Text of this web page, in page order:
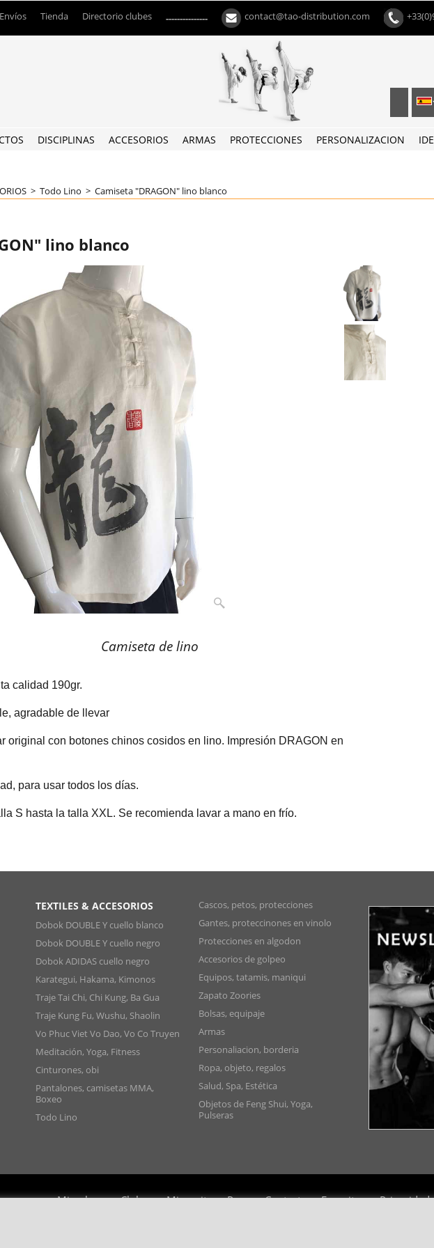
Tienda Directorio clubes --------------- contact@tao-distribution.com
DISCIPLINAS ACCESORIOS ARMAS PROTECCIONES PERSONALIZACION
> Todo Lino > Camiseta "DRAGON" lino blanco
lino blanco
Camiseta de lino
calidad 190gr.
agradable de llevar
original con botones chinos cosidos en lino. Impresión DRAGON en
para usar todos los días.
S hasta la talla XXL. Se recomienda lavar a mano en frío.
TEXTILES & ACCESORIOS
Dobok DOUBLE Y cuello blanco
Dobok DOUBLE Y cuello negro
Dobok ADIDAS cuello negro
Karategui, Hakama, Kimonos
Traje Tai Chi, Chi Kung, Ba Gua
Traje Kung Fu, Wushu, Shaolin
Vo Phuc Viet Vo Dao, Vo Co Truyen
Meditación, Yoga, Fitness
Cinturones, obi
Pantalones, camisetas MMA,
Boxeo
Todo Lino
Cascos, petos, protecciones
Gantes, proteccinones en vinolo
Protecciones en algodon
Accesorios de golpeo
Equipos, tatamis, maniqui
Zapato Zoories
Bolsas, equipaje
Armas
Personaliacion, borderia
Ropa, objeto, regalos
Salud, Spa, Estética
Objetos de Feng Shui, Yoga,
Pulseras
Miembros Clubes Mi carrito Pago Contacto Favoritos Privacidad